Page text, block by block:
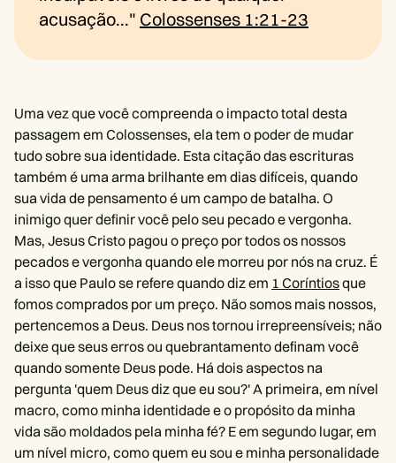
acusação..." Colossenses 1:21-23
Uma vez que você compreenda o impacto total desta
passagem em Colossenses, ela tem o poder de mudar
tudo sobre sua identidade. Esta citação das escrituras
também é uma arma brilhante em dias difíceis, quando
sua vida de pensamento é um campo de batalha. O
inimigo quer definir você pelo seu pecado e vergonha.
Mas, Jesus Cristo pagou o preço por todos os nossos
pecados e vergonha quando ele morreu por nós na cruz. É
a isso que Paulo se refere quando diz em 1 Coríntiosque
fomos comprados por um preço. Não somos mais nossos,
pertencemos a Deus. Deus nos tornou irrepreensíveis; não
deixe que seus erros ou quebrantamento definam você
quando somente Deus pode. Há dois aspectos na
pergunta 'quem Deus diz que eu sou?' A primeira, em nível
macro, como minha identidade e o propósito da minha
vida são moldados pela minha fé? E em segundo lugar, em
um nível micro, como quem eu sou e minha personalidade